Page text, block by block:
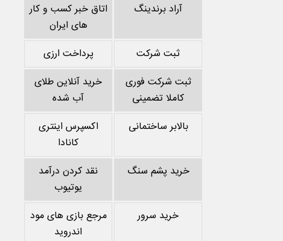
آراد برندینگ
اتاق خبر کسب و کار
های ایران
ثبت شرکت
پرداخت ارزی
ثبت شرکت فوری
کاملا تضمینی
خرید آنلاین طلای
آب شده
بالابر ساختمانی
اکسپرس اینتری
کانادا
خرید پشم سنگ
نقد کردن درآمد
یوتیوب
خرید سرور
مرجع بازی های مود
اندروید